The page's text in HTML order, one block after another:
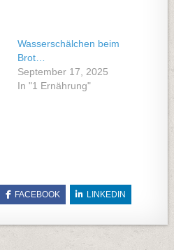
Wasserschälchen beim
Brot…
September 17, 2025
In "1 Ernährung"
FACEBOOK LINKEDIN